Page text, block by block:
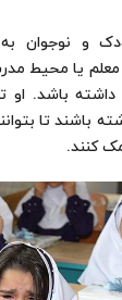
و نوجوان
معلم یا محیط
باشد. او
باشند تا
کنند.